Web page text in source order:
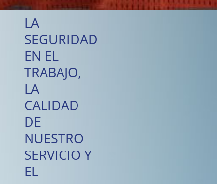
LA
SEGURIDAD
EN EL
TRABAJO,
LA
CALIDAD
DE
NUESTRO
SERVICIO Y
EL